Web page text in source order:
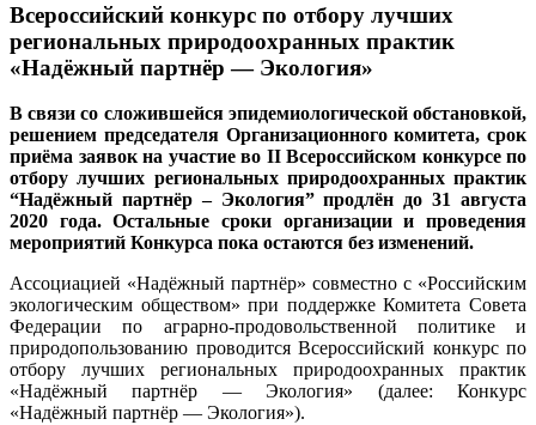
Всероссийский конкурс по отбору лучших
региональных природоохранных практик
«Надёжный партнёр — Экология»
В связи со сложившейся эпидемиологической обстановкой,
решением председателя Организационного комитета, срок
приёма заявок на участие во II Всероссийском конкурсе по
отбору лучших региональных природоохранных практик
“Надёжный партнёр – Экология” продлён до 31 августа
2020 года. Остальные сроки организации и проведения
мероприятий Конкурса пока остаются без изменений.
Ассоциацией «Надёжный партнёр» совместно с «Российским
экологическим обществом» при поддержке Комитета Совета
Федерации по аграрно-продовольственной политике и
природопользованию проводится Всероссийский конкурс по
отбору лучших региональных природоохранных практик
«Надёжный партнёр — Экология» (далее: Конкурс
«Надёжный партнёр — Экология»).